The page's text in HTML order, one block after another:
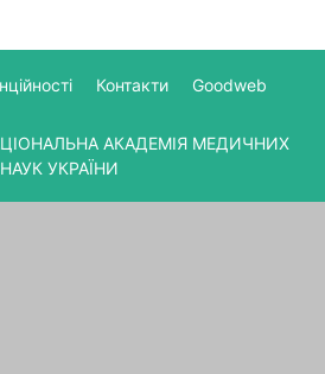
Контакти Goodweb
АКАДЕМІЯ МЕДИЧНИХ
НАУК УКРАЇНИ